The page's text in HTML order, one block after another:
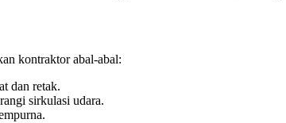
kontraktor abal-abal:
dan retak.
sirkulasi udara.